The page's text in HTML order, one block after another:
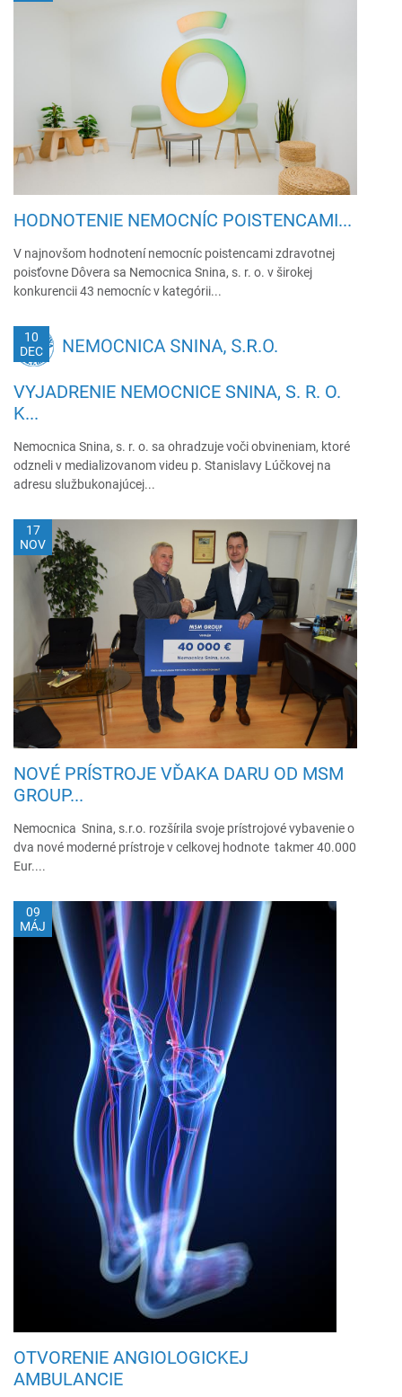
HODNOTENIE NEMOCNÍC POISTENCAMI...
V najnovšom hodnotení nemocníc poistencami zdravotnej
poisťovne Dôvera sa Nemocnica Snina, s. r. o. v širokej
konkurencii 43 nemocníc v kategórii...
10
DEC
VYJADRENIE NEMOCNICE SNINA, S. R. O.
K...
Nemocnica Snina, s. r. o. sa ohradzuje voči obvineniam, ktoré
odzneli v medializovanom videu p. Stanislavy Lúčkovej na
adresu službukonajúcej...
17
NOV
NOVÉ PRÍSTROJE VĎAKA DARU OD MSM
GROUP...
Nemocnica Snina, s.r.o. rozšírila svoje prístrojové vybavenie o
dva nové moderné prístroje v celkovej hodnote takmer 40.000
Eur....
09
MÁJ
OTVORENIE ANGIOLOGICKEJ
AMBULANCIE